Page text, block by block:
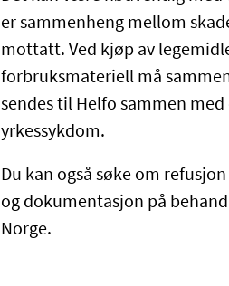
er sammenheng mellom
mottatt. Ved kjøp av
forbruksmateriell må
sendes til Helfo sammen
yrkessykdom.
Du kan også søke om
og dokumentasjon på
Norge.